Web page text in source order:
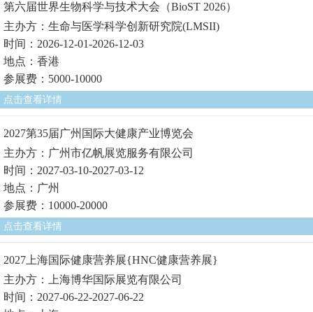
第六届世界生物科学与技术大会（BioST 2026）
主办方：生命与医学科学创新研究院(LMSII)
时间：2026-12-01-2026-12-03
地点：香港
参展费：5000-10000
点击查看详情
2027第35届广州国际大健康产业博览会
主办方：广州市亿帆展览服务有限公司
时间：2027-03-10-2027-03-12
地点：广州
参展费：10000-20000
点击查看详情
2027上海国际健康营养展{HNC健康营养展}
主办方：上海博华国际展览有限公司
时间：2027-06-22-2027-06-22